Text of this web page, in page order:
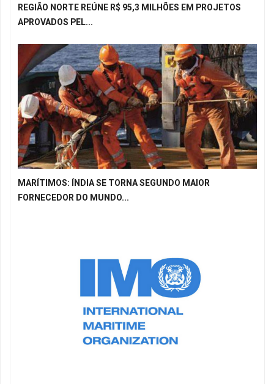
REGIÃO NORTE REÚNE R$ 95,3 MILHÕES EM PROJETOS
APROVADOS PEL...
MARÍTIMOS: ÍNDIA SE TORNA SEGUNDO MAIOR
FORNECEDOR DO MUNDO...